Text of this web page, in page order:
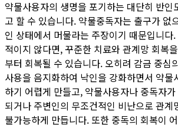
약물사용자의 생명을 포기하는 대단히 반인
고 할 수 있습니다. 약물중독자는 출구가 없
인 상태에서 머물라는 주장이기 때문입니다
적이지 않다면, 꾸준한 치료와 관계망 회복
부터 회복될 수 있습니다. 오히려 감금 중심
사용을 음지화하여 낙인을 강화하면서 약물
하기 어렵게 만들고, 약물사용자나 중독자
되거나 주변인의 무조건적인 비난으로 관계
불가능하게 만듭니다. 또한 중독의 회복이